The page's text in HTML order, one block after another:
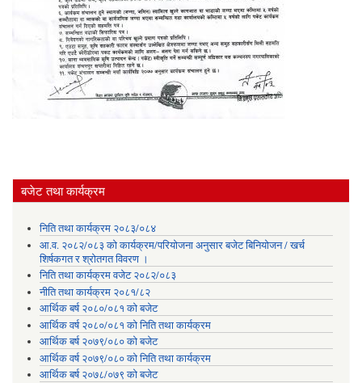
बजेट तथा कार्यक्रम
निति तथा कार्यक्रम २०८३/०८४
आ.व. २०८२/०८३ को कार्यक्रम/परियोजना अनुसार बजेट बिनियोजन / खर्च
शिर्षकगत र श्रोतगत विवरण ।
निति तथा कार्यक्रम वजेट २०८२/०८३
नीति तथा कार्यक्रम २०८१/८२
आर्थिक बर्ष २०८०/०८१ को बजेट
आर्थिक वर्ष २०८०/०८१ को निति तथा कार्यक्रम
आर्थिक बर्ष २०७९/०८० को बजेट
आर्थिक वर्ष २०७९/०८० को निति तथा कार्यक्रम
आर्थिक बर्ष २०७८/०७९ को बजेट